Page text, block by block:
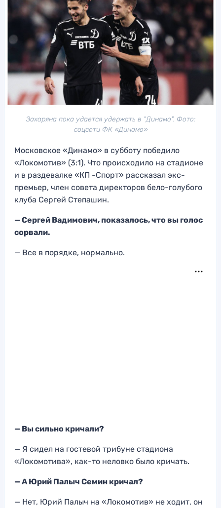
Захаряна пока удается удержать в "Динамо". Фото:
соцсети ФК «Динамо»
Московское «Динамо» в субботу победило
«Локомотив» (3:1). Что происходило на стадионе
и в раздевалке «КП -Спорт» рассказал экс-
премьер, член совета директоров бело-голубого
клуба Сергей Степашин.
— Сергей Вадимович, показалось, что вы голос
сорвали.
— Все в порядке, нормально.
— Вы сильно кричали?
— Я сидел на гостевой трибуне стадиона
«Локомотива», как-то неловко было кричать.
— А Юрий Палыч Семин кричал?
— Нет, Юрий Палыч на «Локомотив» не ходит, он